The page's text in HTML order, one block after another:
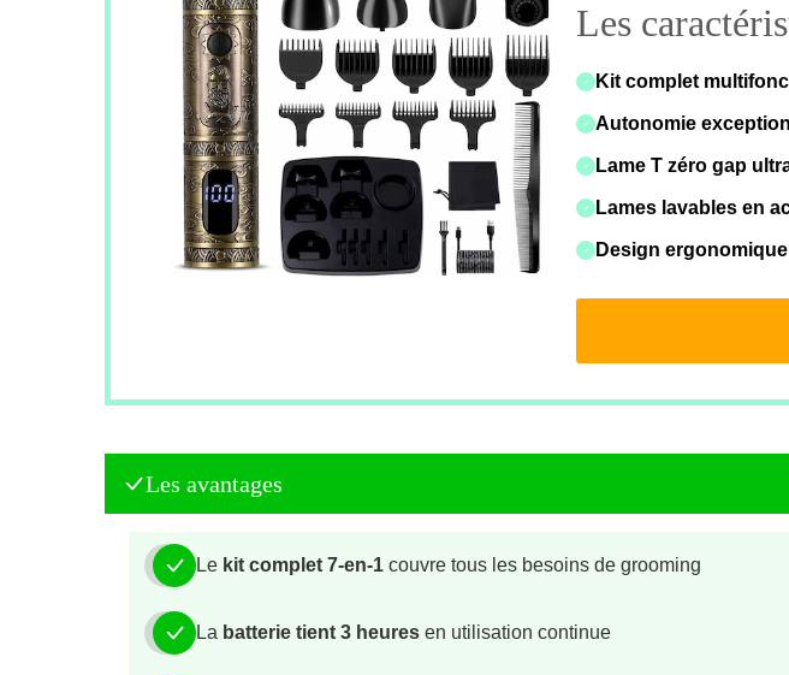
Les
Kit complet
Autonomie
Lame T zéro gap
Lames lavables en
Design
Les avantages
Le kit complet 7-en-1 couvre tous les besoins de grooming
La batterie tient 3 heures en utilisation continue